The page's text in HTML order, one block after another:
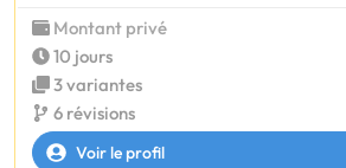
Montant privé
10 jours
3 variantes
6 révisions
Voir le profil